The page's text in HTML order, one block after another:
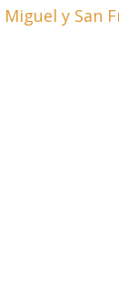
y San